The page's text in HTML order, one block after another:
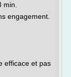
engagement.
efficace et pas